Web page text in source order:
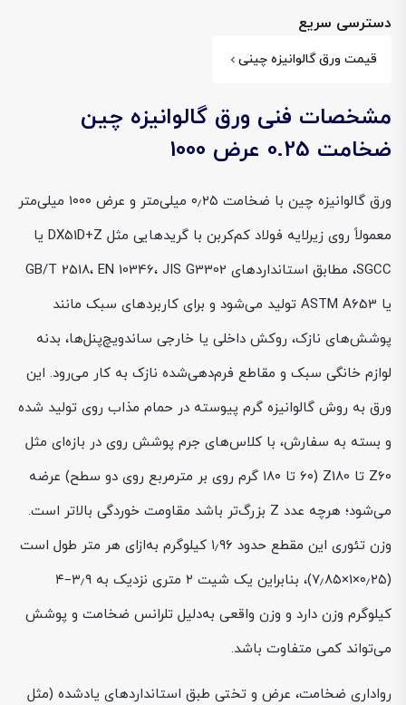
دسترسی سریع
قیمت ورق گالوانیزه چینی
مشخصات فنی ورق گالوانیزه چین
ضخامت 0.25 عرض 1000
ورق گالوانیزه چین با ضخامت ۰٫۲۵ میلی‌متر و عرض ۱۰۰۰ میلی‌متر
معمولاً روی زیرلایه فولاد کم‌کربن با گریدهایی مثل DX51D+Z یا
SGCC، مطابق استانداردهای GB/T 2518، EN 10346، JIS G3302
یا ASTM A653 تولید می‌شود و برای کاربردهای سبک مانند
پوشش‌های نازک، روکش داخلی یا خارجی ساندویچ‌پنل‌ها، بدنه
لوازم خانگی سبک و مقاطع فرم‌دهی‌شده نازک به کار می‌رود. این
ورق به روش گالوانیزه گرم پیوسته در حمام مذاب روی تولید شده
و بسته به سفارش، با کلاس‌های جرم پوشش روی در بازه‌ای مثل
Z60 تا Z180 (۶۰ تا ۱۸۰ گرم روی بر مترمربع روی دو سطح) عرضه
می‌شود؛ هرچه عدد Z بزرگ‌تر باشد مقاومت خوردگی بالاتر است.
وزن تئوری این مقطع حدود ۱٫۹۶ کیلوگرم به‌ازای هر متر طول است
(۰٫۲۵×۱×۷٫۸۵)، بنابراین یک شیت ۲ متری نزدیک به ۳٫۹–۴
کیلوگرم وزن دارد و وزن واقعی به‌دلیل تلرانس ضخامت و پوشش
می‌تواند کمی متفاوت باشد.
رواداری ضخامت، عرض و تختی طبق استانداردهای یادشده (مثل